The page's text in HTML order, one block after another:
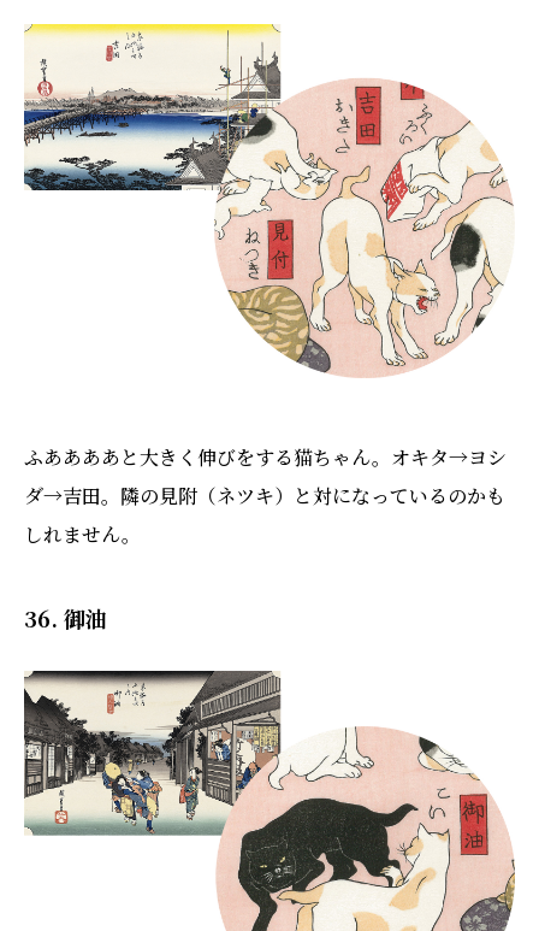
ふああああと大きく伸びをする猫ちゃん。オキタ→ヨシ
ダ→吉田。隣の見附（ネツキ）と対になっているのかも
しれません。
36. 御油